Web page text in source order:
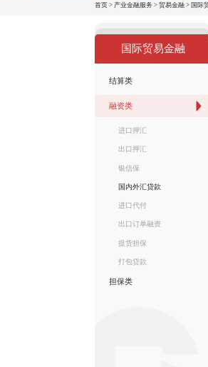
首页 > 产业金融服务 > 贸易金融 > 国际
国际贸易金融
结算类
融资类
进口押汇
出口押汇
银信保
国内外汇贷款
进口代付
出口订单融资
提货担保
打包贷款
担保类